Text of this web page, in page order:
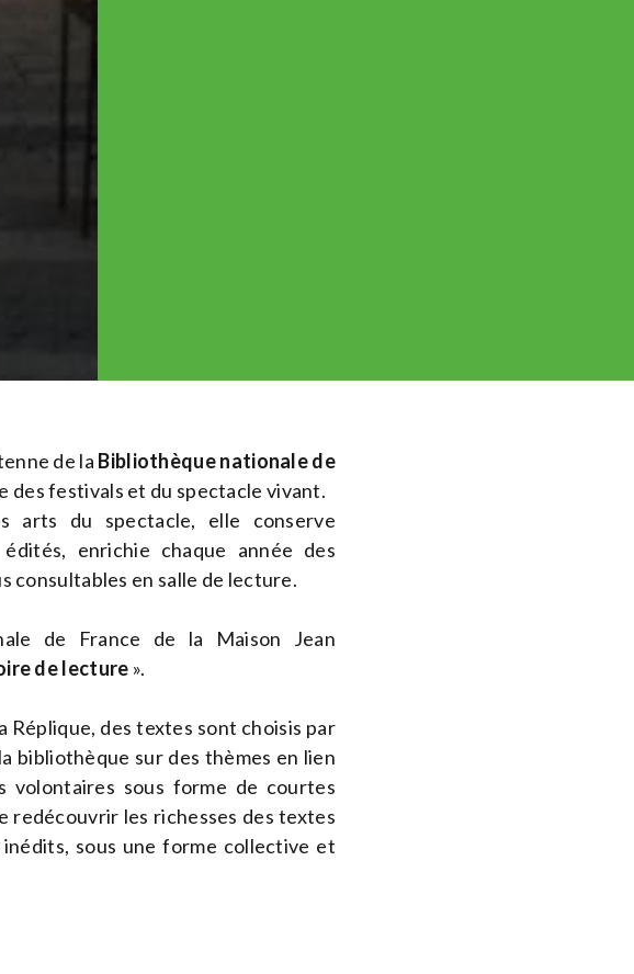
de la Bibliothèque nationale de
des festivals et du spectacle vivant.
arts du spectacle, elle conserve
édités, enrichie chaque année des
consultables en salle de lecture.
de France de la Maison Jean
de lecture ».
Réplique, des textes sont choisis par
bibliothèque sur des thèmes en lien
volontaires sous forme de courtes
redécouvrir les richesses des textes
sous une forme collective et